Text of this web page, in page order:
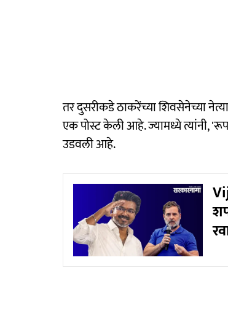
तर दुसरीकडे ठाकरेंच्या शिवसेनेच्या
एक पोस्ट केली आहे. ज्यामध्ये त्यांनी,
उडवली आहे.